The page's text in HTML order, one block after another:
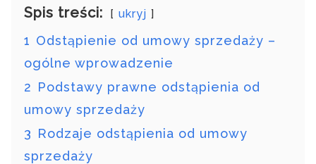
Spis treści: ukryj
1 Odstąpienie od umowy sprzedaży –
ogólne wprowadzenie
2 Podstawy prawne odstąpienia od
umowy sprzedaży
3 Rodzaje odstąpienia od umowy
sprzedaży